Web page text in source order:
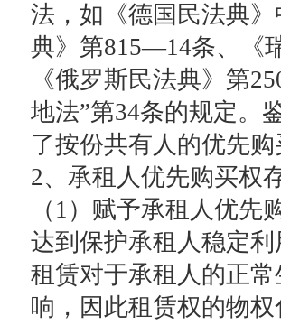
法，如《德国民法典
典》第815—14条、《
《俄罗斯民法典》第
地法”第34条的规定。
了按份共有人的优先购
2、承租人优先购买权
（1）赋予承租人优
达到保护承租人稳定
租赁对于承租人的正
响，因此租赁权的物